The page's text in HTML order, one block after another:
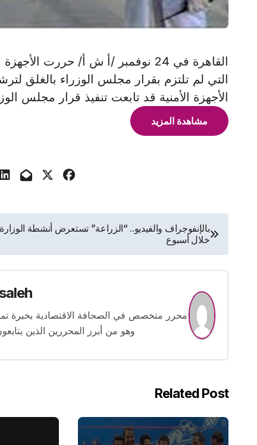
الأجهزة الأمنية قد تابعت تنفيذ قرار مجلس
مشاهدة المزيد
تصفّح
المقالات
بالإنفوجراف والفيديو.. “الزراعة” تستعرض أنشطة الوزارة
خلال أسبوع
وهو من أبرز المحررين الذين
Related Post